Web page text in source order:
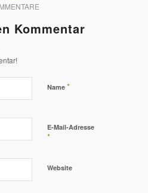
Kommentar
Name *
E-Mail-Adresse
*
Website